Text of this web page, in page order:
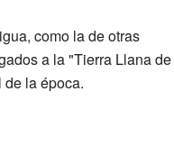
como la de otras
a la "Tierra Llana de
la época.